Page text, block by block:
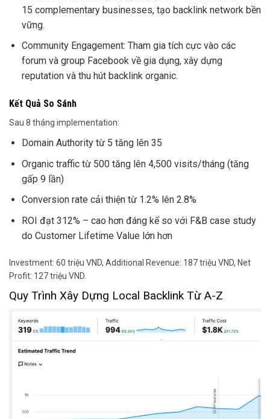
15 complementary businesses, tạo backlink network bền
vững.
Community Engagement: Tham gia tích cực vào các
forum và group Facebook về gia dụng, xây dựng
reputation và thu hút backlink organic.
Kết Quả So Sánh
Sau 8 tháng implementation:
Domain Authority từ 5 tăng lên 35
Organic traffic từ 500 tăng lên 4,500 visits/tháng (tăng
gấp 9 lần)
Conversion rate cải thiện từ 1.2% lên 2.8%
ROI đạt 312% – cao hơn đáng kể so với F&B case study
do Customer Lifetime Value lớn hơn
Investment: 60 triệu VND, Additional Revenue: 187 triệu VND, Net
Profit: 127 triệu VND.
Quy Trình Xây Dựng Local Backlink Từ A-Z